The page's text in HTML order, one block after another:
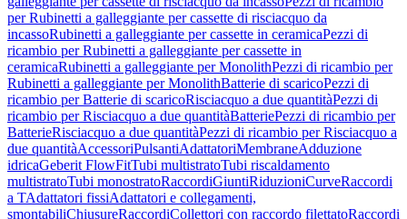
per Rubinetti a galleggiante per cassette di risciacquo da
incassoRubinetti a galleggiante per cassette in ceramicaPezzi di
ricambio per Rubinetti a galleggiante per cassette in
ceramicaRubinetti a galleggiante per MonolithPezzi di ricambio per
Rubinetti a galleggiante per MonolithBatterie di scaricoPezzi di
ricambio per Batterie di scaricoRisciacquo a due quantitàPezzi di
ricambio per Risciacquo a due quantitàBatteriePezzi di ricambio per
BatterieRisciacquo a due quantitàPezzi di ricambio per Risciacquo a
due quantitàAccessoriPulsantiAdattatoriMembraneAdduzione
idricaGeberit FlowFitTubi multistratoTubi riscaldamento
multistratoTubi monostratoRaccordiGiuntiRiduzioniCurveRaccordi
a TAdattatori fissiAdattatori e collegamenti,
smontabiliChiusureRaccordiCollettori con raccordo filettatoRaccordi